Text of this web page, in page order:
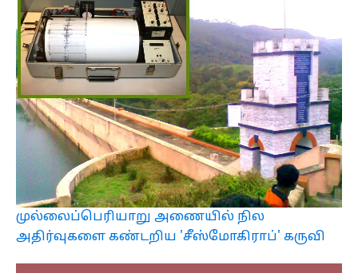
முல்லைப்பெரியாறு அணையில் நில
அதிர்வுகளை கண்டறிய 'சீஸ்மோகிராப்' கருவி